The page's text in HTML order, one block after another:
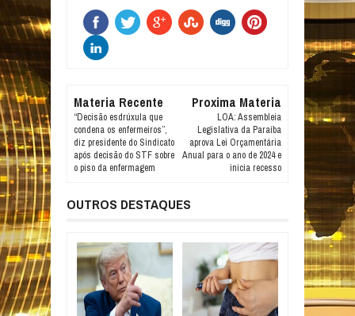
Materia Recente
“Decisão esdrúxula que
condena os enfermeiros”,
diz presidente do Sindicato
após decisão do STF sobre
o piso da enfermagem
Proxima Materia
LOA: Assembleia
Legislativa da Paraíba
aprova Lei Orçamentária
Anual para o ano de 2024 e
inicia recesso
OUTROS DESTAQUES